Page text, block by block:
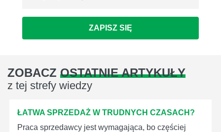
ZAPISZ SIĘ
ZOBACZ OSTATNIE ARTYKUŁY
z tej strefy wiedzy
ŁATWA SPRZEDAŻ W TRUDNYCH CZASACH?
Praca sprzedawcy jest wymagająca, bo częściej